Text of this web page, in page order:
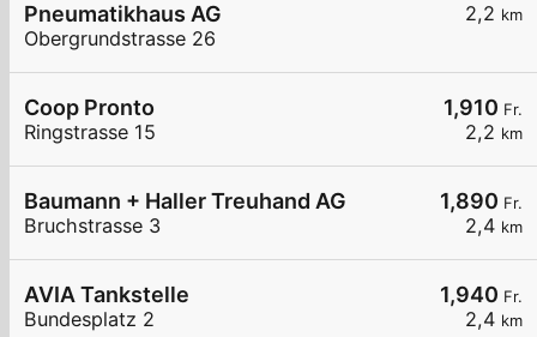
2,2 km
Pneumatikhaus AG
Obergrundstrasse 26
1,910 Fr.
2,2 km
Coop Pronto
Ringstrasse 15
1,890 Fr.
2,4 km
Baumann + Haller Treuhand AG
Bruchstrasse 3
1,940 Fr.
2,4 km
AVIA Tankstelle
Bundesplatz 2